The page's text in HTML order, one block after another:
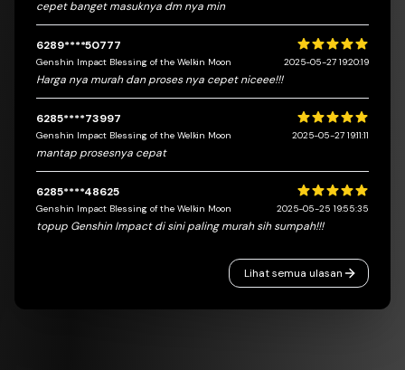
cepet banget masuknya dm nya min
6289****50777
5 dari 5 bintang
Genshin Impact Blessing of the Welkin Moon 2025-05-27 19:20:19
Harga nya murah dan proses nya cepet niceee!!!
6285****73997
5 dari 5 bintang
Genshin Impact Blessing of the Welkin Moon 2025-05-27 19:11:11
mantap prosesnya cepat
6285****48625
5 dari 5 bintang
Genshin Impact Blessing of the Welkin Moon 2025-05-25 19:55:35
topup Genshin Impact di sini paling murah sih sumpah!!!
Lihat semua ulasan